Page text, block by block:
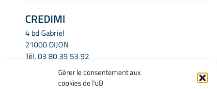
Gérer le consentement aux
cookies de l'uB
CREDIMI
4 bd Gabriel
21000 DIJON
Tél.03 80 39 53 92
credimi.secretariat@u-bourgogne.fr